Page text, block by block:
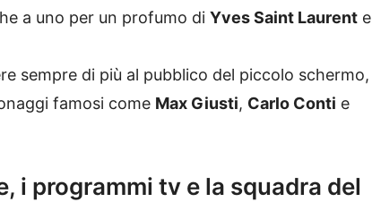
a uno per un profumo di Yves Saint Laurent e
sempre di più al pubblico del piccolo schermo,
famosi come Max Giusti, Carlo Conti e
i programmi tv e la squadra del